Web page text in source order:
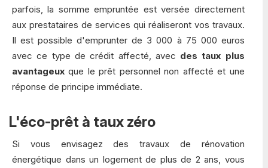
parfois, la somme empruntée est versée directement
aux prestataires de services qui réaliseront vos travaux.
Il est possible d'emprunter de 3 000 à 75 000 euros
avec ce type de crédit affecté, avec des taux plus
avantageux que le prêt personnel non affecté et une
réponse de principe immédiate.
L'éco-prêt à taux zéro
Si vous envisagez des travaux de rénovation
énergétique dans un logement de plus de 2 ans, vous